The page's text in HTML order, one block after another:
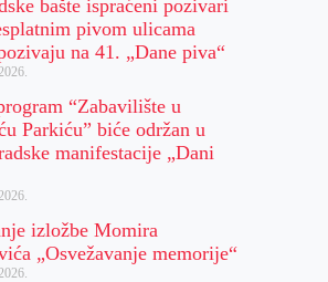
bašte ispraćeni pozivari
pivom ulicama
na 41. „Dane piva“
“Zabavilište u
Parkiću” biće održan u
manifestacije „Dani
izložbe Momira
„Osvežavanje memorije“